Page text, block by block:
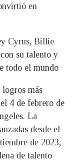
en
Cyrus, Billie
su talento y
todo el mundo
logros más
4 de febrero de
La
desde el
de 2023,
de talento